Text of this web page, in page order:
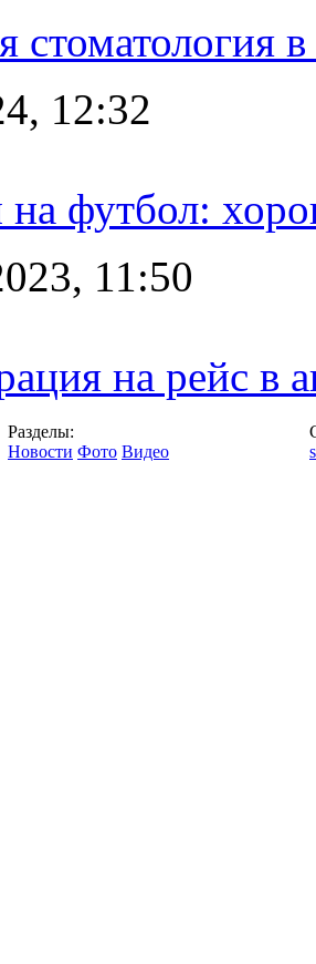
стоматология
12:32
на футбол:
11:50
на рейс в
Разделы:
Новости Фото Видео